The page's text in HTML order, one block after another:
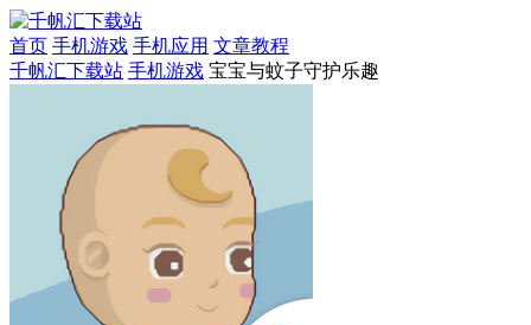
首页 手机游戏 手机应用 文章教程
千帆汇下载站 手机游戏 宝宝与蚊子守护乐趣